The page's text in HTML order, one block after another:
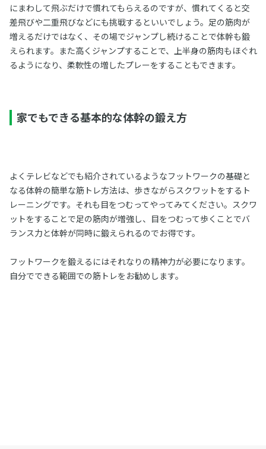
にまわして飛ぶだけで慣れてもらえるのですが、慣れてくると交
差飛びや二重飛びなどにも挑戦するといいでしょう。足の筋肉が
増えるだけではなく、その場でジャンプし続けることで体幹も鍛
えられます。また高くジャンプすることで、上半身の筋肉もほぐれ
るようになり、柔軟性の増したプレーをすることもできます。
家でもできる基本的な体幹の鍛え方
よくテレビなどでも紹介されているようなフットワークの基礎と
なる体幹の簡単な筋トレ方法は、歩きながらスクワットをするト
レーニングです。それも目をつむってやってみてください。スクワ
ットをすることで足の筋肉が増強し、目をつむって歩くことでバ
ランス力と体幹が同時に鍛えられるのでお得です。
フットワークを鍛えるにはそれなりの精神力が必要になります。
自分でできる範囲での筋トレをお勧めします。